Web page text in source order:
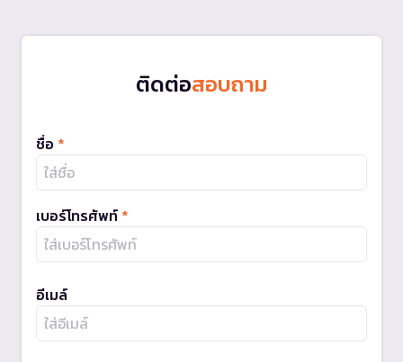
ติดต่อสอบถาม
ชื่อ *
เบอร์โทรศัพท์ *
อีเมล์